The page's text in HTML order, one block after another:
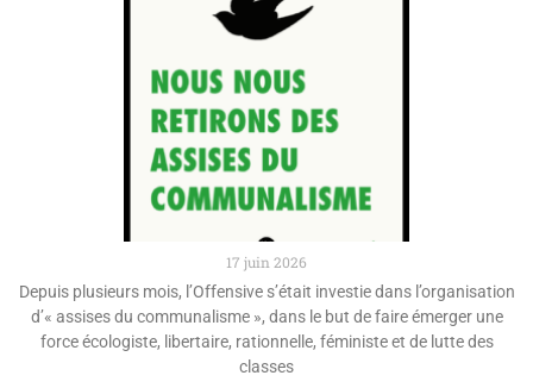
17 juin 2026
Depuis plusieurs mois, l’Offensive s’était investie dans l’organisation
d’« assises du communalisme », dans le but de faire émerger une
force écologiste, libertaire, rationnelle, féministe et de lutte des
classes